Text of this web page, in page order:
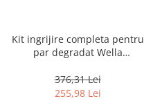
Kit ingrijire completa pentru
par degradat Wella
Salon Size
376,31 Lei
255,98 Lei